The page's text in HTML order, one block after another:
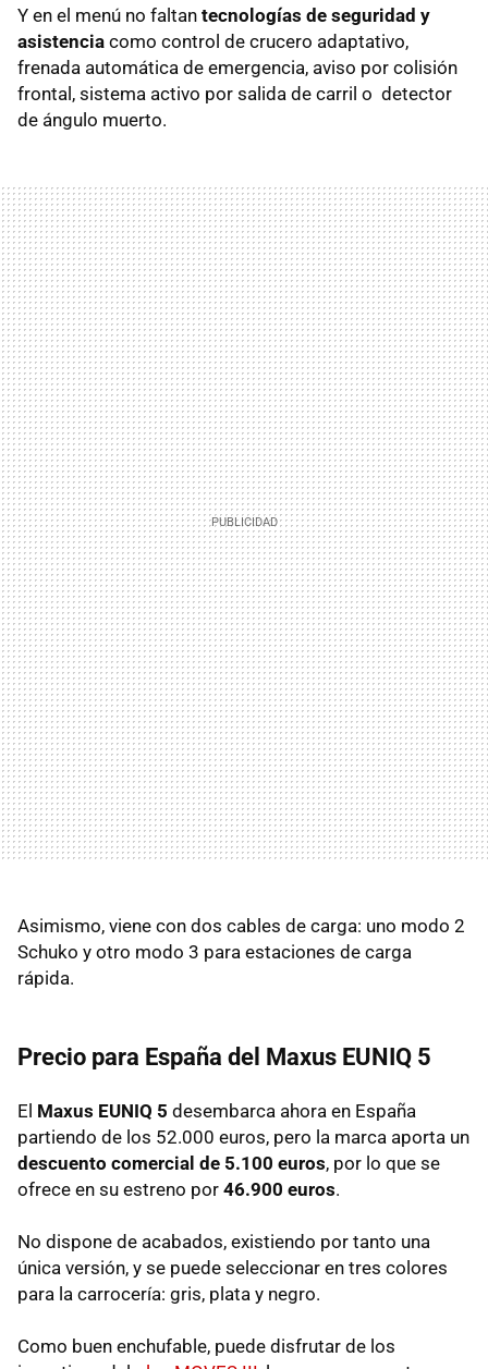
Y en el menú no faltan tecnologías de seguridad y
asistencia como control de crucero adaptativo,
frenada automática de emergencia, aviso por colisión
frontal, sistema activo por salida de carril o detector
de ángulo muerto.
Asimismo, viene con dos cables de carga: uno modo 2
Schuko y otro modo 3 para estaciones de carga
rápida.
Precio para España del Maxus EUNIQ 5
El Maxus EUNIQ 5 desembarca ahora en España
partiendo de los 52.000 euros, pero la marca aporta un
descuento comercial de 5.100 euros, por lo que se
ofrece en su estreno por 46.900 euros.
No dispone de acabados, existiendo por tanto una
única versión, y se puede seleccionar en tres colores
para la carrocería: gris, plata y negro.
Como buen enchufable, puede disfrutar de los